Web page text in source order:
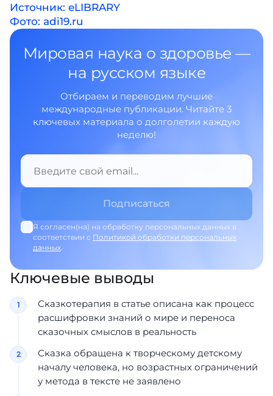
Источник: eLIBRARY
Фото: adi19.ru
Мировая наука о здоровье —
на русском языке
Отбираем и переводим лучшие
международные публикации. Читайте 3
ключевых материала о долголетии каждую
неделю!
Я согласен(на) на обработку персональных данных в
соответствии с Политикой обработки персональных
данных.
Ключевые выводы
Сказкотерапия в статье описана как процесс
расшифровки знаний о мире и переноса
сказочных смыслов в реальность
Сказка обращена к творческому детскому
началу человека, но возрастных ограничений
у метода в тексте не заявлено